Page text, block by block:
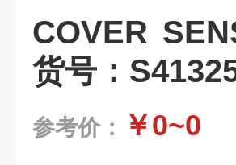
COVER
货号：
参考价： ￥0~0